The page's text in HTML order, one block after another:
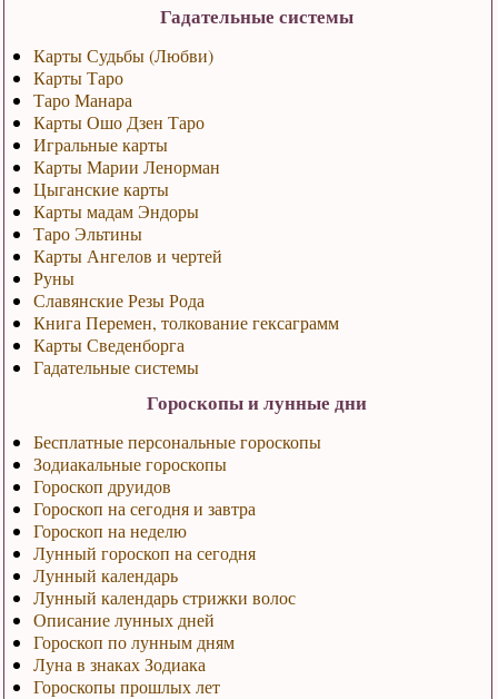
Гадательные системы
Карты Судьбы (Любви)
Карты Таро
Таро Манара
Карты Ошо Дзен Таро
Игральные карты
Карты Марии Ленорман
Цыганские карты
Карты мадам Эндоры
Таро Эльтины
Карты Ангелов и чертей
Руны
Славянские Резы Рода
Книга Перемен, толкование гексаграмм
Карты Сведенборга
Гадательные системы
Гороскопы и лунные дни
Бесплатные персональные гороскопы
Зодиакальные гороскопы
Гороскоп друидов
Гороскоп на сегодня и завтра
Гороскоп на неделю
Лунный гороскоп на сегодня
Лунный календарь
Лунный календарь стрижки волос
Описание лунных дней
Гороскоп по лунным дням
Луна в знаках Зодиака
Гороскопы прошлых лет